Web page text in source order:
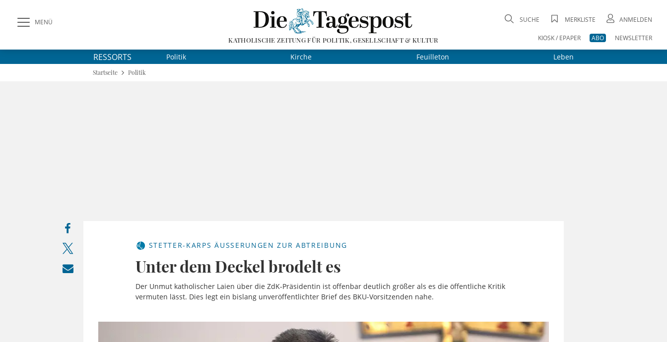
MENÜ
KATHOLISCHE ZEITUNG FÜR POLITIK, GESELLSCHAFT & KULTUR
SUCHE MERKLISTE ANMELDEN
KIOSK / EPAPER ABO NEWSLETTER
RESSORTS Politik Kirche Feuilleton Leben
Startseite Politik
STETTER-KARPS ÄUSSERUNGEN ZUR ABTREIBUNG
Unter dem Deckel brodelt es
Der Unmut katholischer Laien über die ZdK-Präsidentin ist offenbar deutlich größer als es die öffentliche Kritik
vermuten lässt. Dies legt ein bislang unveröffentlichter Brief des BKU-Vorsitzenden nahe.